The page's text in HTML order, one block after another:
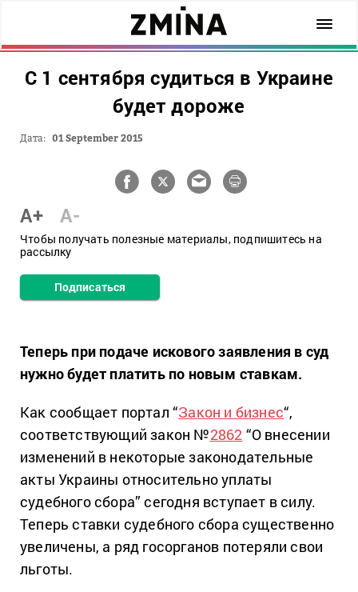
С 1 сентября судиться в Украине
будет дороже
Дата: 01 September 2015
A+ A-
Чтобы получать полезные материалы, подпишитесь на
рассылку
Подписаться
Теперь при подаче искового заявления в суд
нужно будет платить по новым ставкам.
Как сообщает портал “Закон и бизнес“,
соответствующий закон №2862 “О внесении
изменений в некоторые законодательные
акты Украины относительно уплаты
судебного сбора” сегодня вступает в силу.
Теперь ставки судебного сбора существенно
увеличены, а ряд госорганов потеряли свои
льготы.